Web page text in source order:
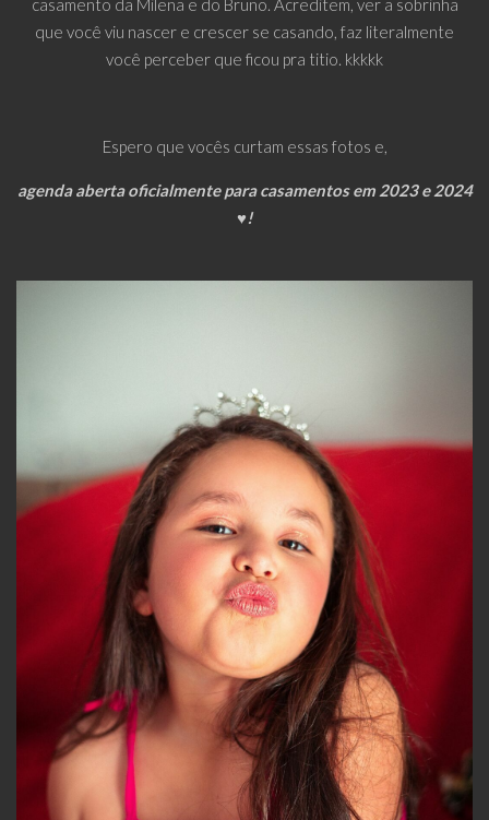
casamento da Milena e do Bruno. Acreditem, ver a sobrinha
que você viu nascer e crescer se casando, faz literalmente
você perceber que ficou pra titio. kkkkk
Espero que vocês curtam essas fotos e,
agenda aberta oficialmente para casamentos em 2023 e 2024
♥️!